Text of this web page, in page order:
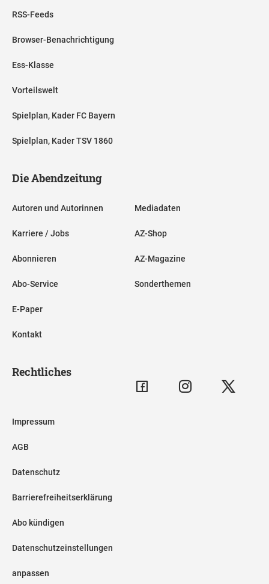
RSS-Feeds
Browser-Benachrichtigung
Ess-Klasse
Vorteilswelt
Spielplan, Kader FC Bayern
Spielplan, Kader TSV 1860
Die Abendzeitung
Autoren und Autorinnen
Karriere / Jobs
Abonnieren
Abo-Service
E-Paper
Kontakt
Mediadaten
AZ-Shop
AZ-Magazine
Sonderthemen
Rechtliches
Impressum
AGB
Datenschutz
Barrierefreiheitserklärung
Abo kündigen
Datenschutzeinstellungen
anpassen